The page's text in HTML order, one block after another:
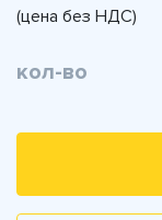
(цена без НДС)
кол-во